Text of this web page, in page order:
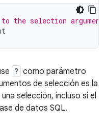
the selection argument
? como parámetro
de selección es la
selección, incluso si el
de datos SQL.